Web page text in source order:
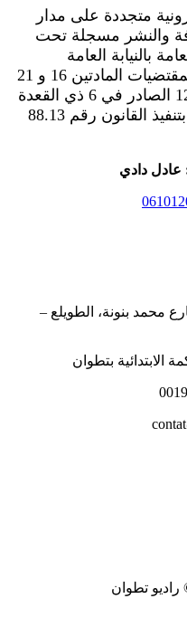
متجددة على مدار
والنشر مسجلة تحت
بالنيابة العامة
طبقا لمقتضيات المادتين 16 و 21
من الظهير الشريف رقم 122.16.1 الصادر في 6 ذي القعدة
1437 الموافق ل 10 غشت 2016 بتنفيذ القانون رقم 88.13
عادل دادي